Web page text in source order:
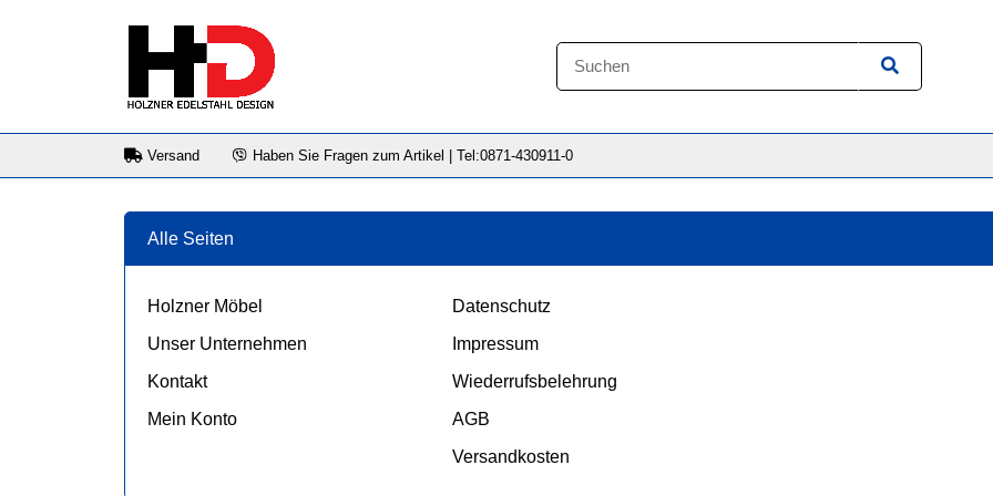
Versand Haben Sie Fragen zum Artikel | Tel:0871-430911-0
Alle Seiten
Holzner Möbel
Unser Unternehmen
Kontakt
Mein Konto
Datenschutz
Impressum
Wiederrufsbelehrung
AGB
Versandkosten